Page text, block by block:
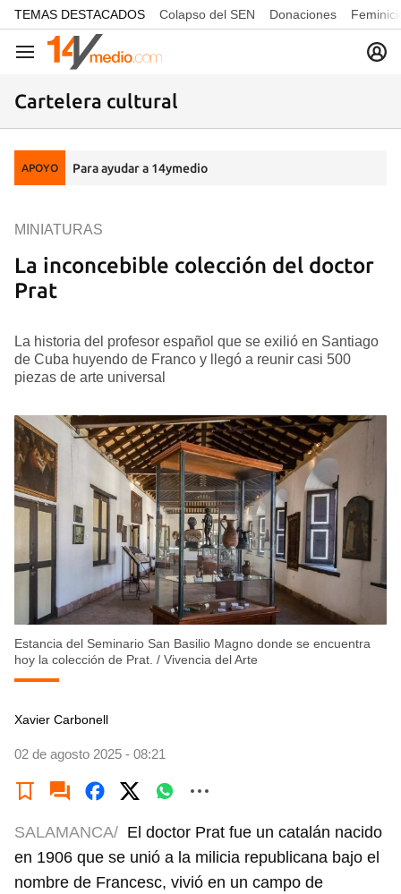
common.go-to-content
TEMAS DESTACADOS Colapso del SEN Donaciones
Navegación
Cartelera cultural
APOYO Para ayudar a 14ymedio
La inconcebible colección del doctor
Prat
MINIATURAS
La historia del profesor español que se exilió en Santiago
de Cuba huyendo de Franco y llegó a reunir casi 500
piezas de arte universal
Estancia del Seminario San Basilio Magno donde se encuentra
hoy la colección de Prat. / Vivencia del Arte
Xavier Carbonell
02 de agosto 2025 - 08:21
SALAMANCA/ El doctor Prat fue un catalán nacido
en 1906 que se unió a la milicia republicana bajo el
nombre de Francesc, vivió en un campo de